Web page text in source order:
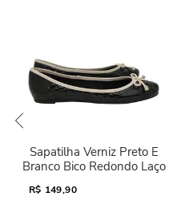
Sapatilha Verniz Preto E
Branco Bico Redondo Laço
R$ 149,90